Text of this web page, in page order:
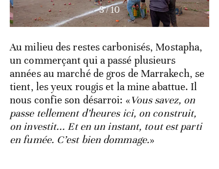
3/10
Au milieu des restes carbonisés, Mostapha,
un commerçant qui a passé plusieurs
années au marché de gros de Marrakech, se
tient, les yeux rougis et la mine abattue. Il
nous confie son désarroi: «Vous savez, on
passe tellement d’heures ici, on construit,
on investit... Et en un instant, tout est parti
en fumée. C’est bien dommage.»